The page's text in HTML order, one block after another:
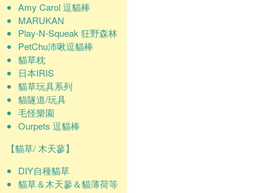
Amy Carol 逗貓棒
MARUKAN
Play-N-Squeak 狂野森林
PetChu沛啾逗貓棒
貓草枕
日本IRIS
貓草玩具系列
貓隧道/玩具
毛怪樂園
Ourpets 逗貓棒
【貓草/ 木天蓼】
DIY自種貓草
貓草＆木天蓼＆貓薄荷等